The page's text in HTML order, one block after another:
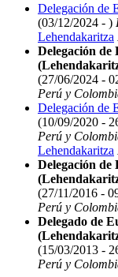
Delegación de
(03/12/2024 - )
Lehendakaritza
Delegación de
(27/06/2024 -
Perú y
Delegación de
(10/09/2020 -
Perú y
Lehendakaritza
Delegación de
(27/11/2016 -
Perú y
Delegado de
(15/03/2013 -
Perú y